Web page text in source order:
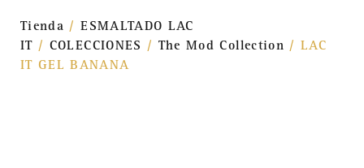
Tienda /ESMALTADO LAC
IT / COLECCIONES / The Mod Collection / LAC
IT GEL BANANA